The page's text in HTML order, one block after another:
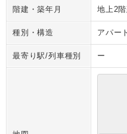
階建・築年月 地上2階
種別・構造 アパート
最寄り駅/列車種別 ー